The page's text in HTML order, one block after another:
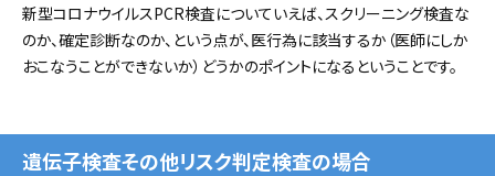
新型コロナウイルスPCR検査についていえば、スクリーニング検査な
のか、確定診断なのか、という点が、医行為に該当するか（医師にしか
おこなうことができないか）どうかのポイントになるということです。
遺伝子検査その他リスク判定検査の場合